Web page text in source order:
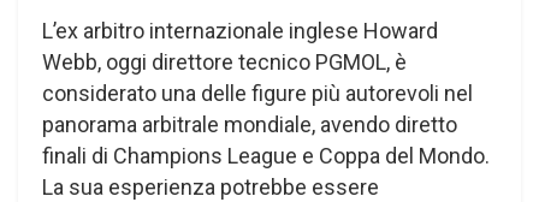
L’ex arbitro internazionale inglese Howard
Webb, oggi direttore tecnico PGMOL, è
considerato una delle figure più autorevoli nel
panorama arbitrale mondiale, avendo diretto
finali di Champions League e Coppa del Mondo.
La sua esperienza potrebbe essere